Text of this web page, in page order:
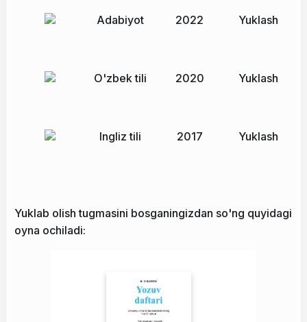
Adabiyot 2022 Yuklash
O'zbek tili 2020 Yuklash
Ingliz tili 2017 Yuklash
Yuklab olish tugmasini bosganingizdan so'ng quyidagi
oyna ochiladi: